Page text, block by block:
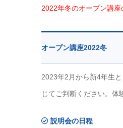
2022年冬のオープン講座
オープン講座2022冬
2023年2月から新4年生
じてご判断ください。体
説明会の日程